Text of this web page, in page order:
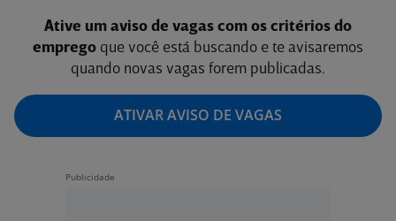
Ative um aviso de vagas com os critérios do
emprego que você está buscando e te avisaremos
quando novas vagas forem publicadas.
ATIVAR AVISO DE VAGAS